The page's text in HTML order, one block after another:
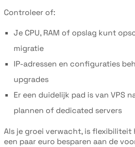
Controleer of:
Je CPU, RAM of opslag kunt
migratie
IP-adressen en configuraties
upgrades
Er een duidelijk pad is van VPS
plannen of dedicated servers
Als je groei verwacht, is flexibiliteit
een paar euro besparen aan de